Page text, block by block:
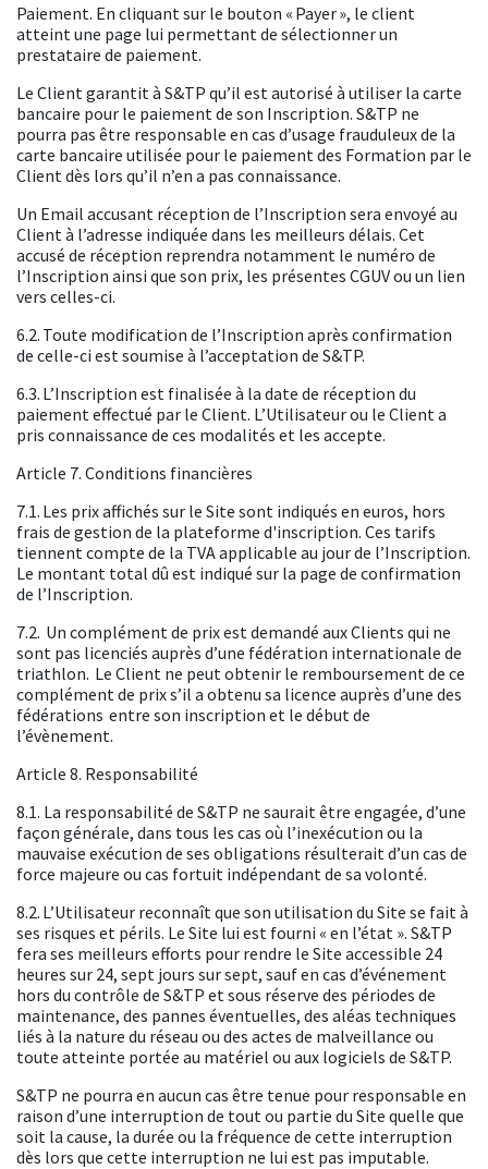
Paiement. En cliquant sur le bouton « Payer », le client
atteint une page lui permettant de sélectionner un
prestataire de paiement.
Le Client garantit à S&TP qu’il est autorisé à utiliser la carte
bancaire pour le paiement de son Inscription. S&TP ne
pourra pas être responsable en cas d’usage frauduleux de la
carte bancaire utilisée pour le paiement des Formation par le
Client dès lors qu’il n’en a pas connaissance.
Un Email accusant réception de l’Inscription sera envoyé au
Client à l’adresse indiquée dans les meilleurs délais. Cet
accusé de réception reprendra notamment le numéro de
l’Inscription ainsi que son prix, les présentes CGUV ou un lien
vers celles-ci.
6.2. Toute modification de l’Inscription après confirmation
de celle-ci est soumise à l’acceptation de S&TP.
6.3. L’Inscription est finalisée à la date de réception du
paiement effectué par le Client. L’Utilisateur ou le Client a
pris connaissance de ces modalités et les accepte.
Article 7. Conditions financières
7.1. Les prix affichés sur le Site sont indiqués en euros, hors
frais de gestion de la plateforme d'inscription. Ces tarifs
tiennent compte de la TVA applicable au jour de l’Inscription.
Le montant total dû est indiqué sur la page de confirmation
de l’Inscription.
7.2. Un complément de prix est demandé aux Clients qui ne
sont pas licenciés auprès d’une fédération internationale de
triathlon. Le Client ne peut obtenir le remboursement de ce
complément de prix s’il a obtenu sa licence auprès d’une des
fédérations entre son inscription et le début de
l’évènement.
Article 8. Responsabilité
8.1. La responsabilité de S&TP ne saurait être engagée, d’une
façon générale, dans tous les cas où l’inexécution ou la
mauvaise exécution de ses obligations résulterait d’un cas de
force majeure ou cas fortuit indépendant de sa volonté.
8.2. L’Utilisateur reconnaît que son utilisation du Site se fait à
ses risques et périls. Le Site lui est fourni « en l’état ». S&TP
fera ses meilleurs efforts pour rendre le Site accessible 24
heures sur 24, sept jours sur sept, sauf en cas d’événement
hors du contrôle de S&TP et sous réserve des périodes de
maintenance, des pannes éventuelles, des aléas techniques
liés à la nature du réseau ou des actes de malveillance ou
toute atteinte portée au matériel ou aux logiciels de S&TP.
S&TP ne pourra en aucun cas être tenue pour responsable en
raison d’une interruption de tout ou partie du Site quelle que
soit la cause, la durée ou la fréquence de cette interruption
dès lors que cette interruption ne lui est pas imputable.